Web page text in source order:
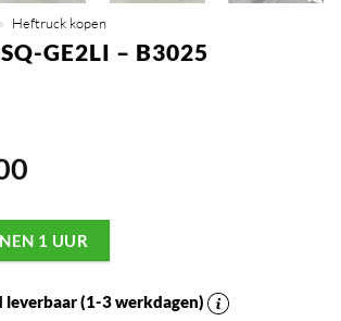
» Heftruck kopen
GE2LI – B3025
1 UUR
leverbaar (1-3 werkdagen)